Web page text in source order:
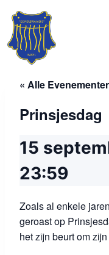
naar
inhoud
« Alle
Prinsjesdag
15
23:59
Zoals al enkele
geroast op
het zijn beurt om